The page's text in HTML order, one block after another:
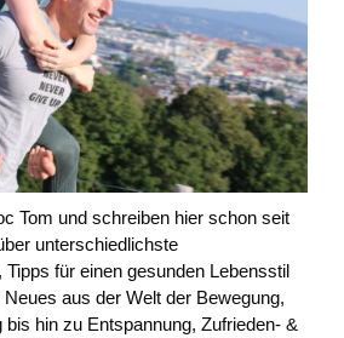
Tom und schreiben hier schon seit
unterschiedlichste
für einen gesunden Lebensstil
aus der Welt der Bewegung,
hin zu Entspannung, Zufrieden- &